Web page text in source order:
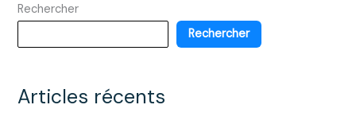
leurs
à
plantes
Rechercher
Rechercher
Articles récents